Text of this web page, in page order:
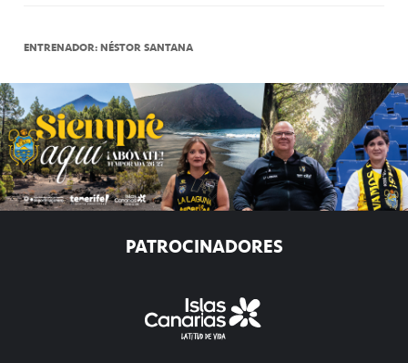
ENTRENADOR: NÉSTOR SANTANA
PATROCINADORES